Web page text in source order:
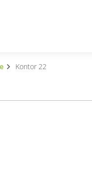
Kontor 22